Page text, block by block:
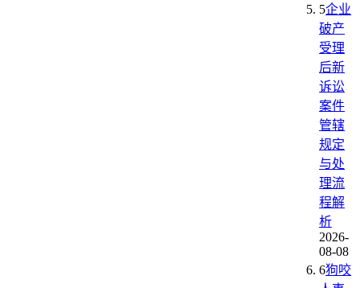
5企业
破产
受理
后新
诉讼
案件
管辖
规定
与处
理流
程解
析
2026-
08-08
6狗咬